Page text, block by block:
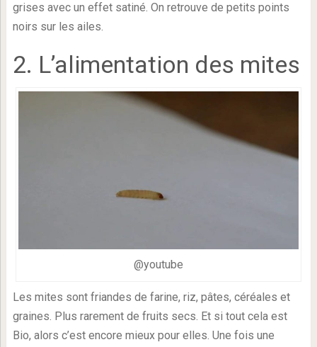
grises avec un effet satiné. On retrouve de petits points
noirs sur les ailes.
2. L’alimentation des mites
@youtube
Les mites sont friandes de farine, riz, pâtes, céréales et
graines. Plus rarement de fruits secs. Et si tout cela est
Bio, alors c’est encore mieux pour elles. Une fois une